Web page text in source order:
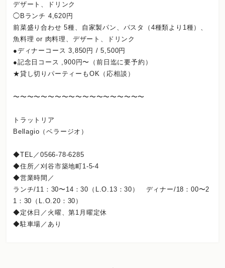
デザート、ドリンク
◯Bランチ 4,620円
前菜盛り合わせ 5種、自家製パン、パスタ（4種類より1種）、
魚料理 or 肉料理、デザート、ドリンク
●ディナーコース 3,850円 / 5,500円
●記念日コース ,900円〜（前日迄に要予約）
★貸し切りパーティーもOK（応相談）
〜〜〜〜〜〜〜〜〜〜〜〜〜〜〜〜〜〜〜
トラットリア
Bellagio（ベラージオ）
◆TEL／0566-78-6285
◆住所／刈谷市築地町1-5-4
◆営業時間／
ランチ/11：30〜14：30（L.O.13：30） ディナー/18：00〜2
1：30（L.O.20：30）
◆定休日／火曜、第1月曜定休
◆駐車場／あり